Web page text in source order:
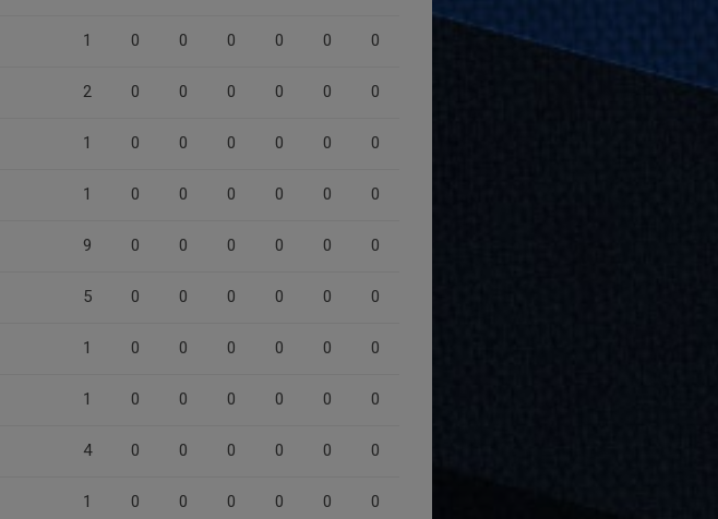
1 0 0 0 0 0 0
2 0 0 0 0 0 0
1 0 0 0 0 0 0
1 0 0 0 0 0 0
9 0 0 0 0 0 0
5 0 0 0 0 0 0
1 0 0 0 0 0 0
1 0 0 0 0 0 0
4 0 0 0 0 0 0
1 0 0 0 0 0 0